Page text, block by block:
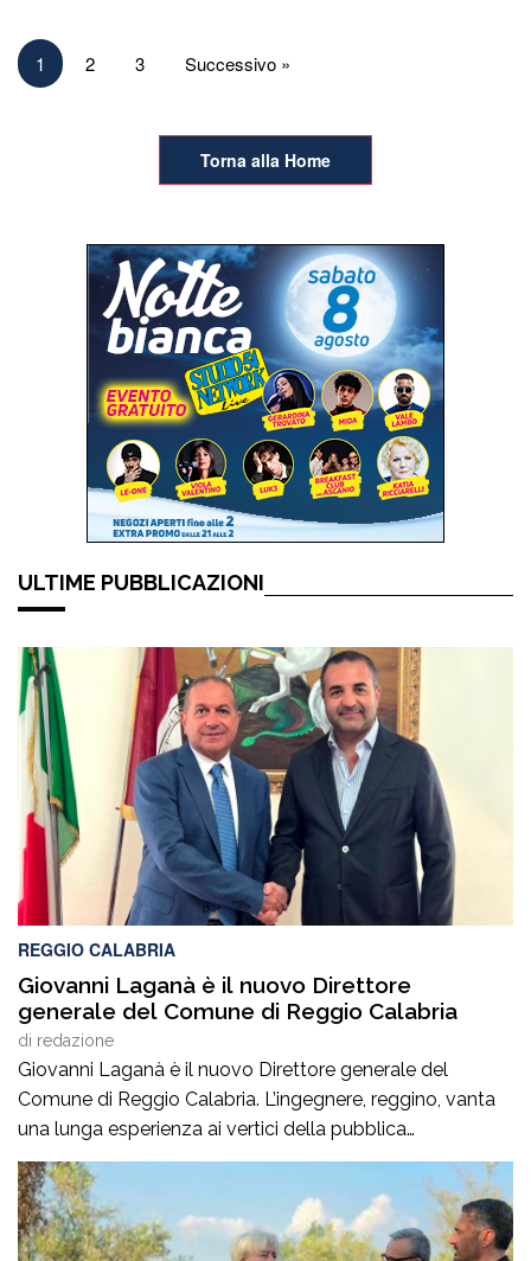
Paginazione
1 2 3 Successivo »
Torna alla Home
ULTIME PUBBLICAZIONI
REGGIO CALABRIA
Giovanni Laganà è il nuovo Direttore
generale del Comune di Reggio Calabria
di redazione
Giovanni Laganà è il nuovo Direttore generale del
Comune di Reggio Calabria. L’ingegnere, reggino, vanta
una lunga esperienza ai vertici della pubblica
amministrazione e della gestione delle infrastrutture in
Calabria ed in Sicilia. È stato Vice Direttore regionale
Anas Sicilia, Capo Compartimento Anas Calabria,
Direttore generale della Regione Calabria e Direttore